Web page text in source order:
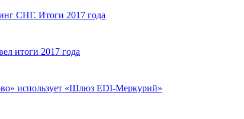
СНГ. Итоги 2017 года
итоги 2017 года
использует «Шлюз EDI-Меркурий»